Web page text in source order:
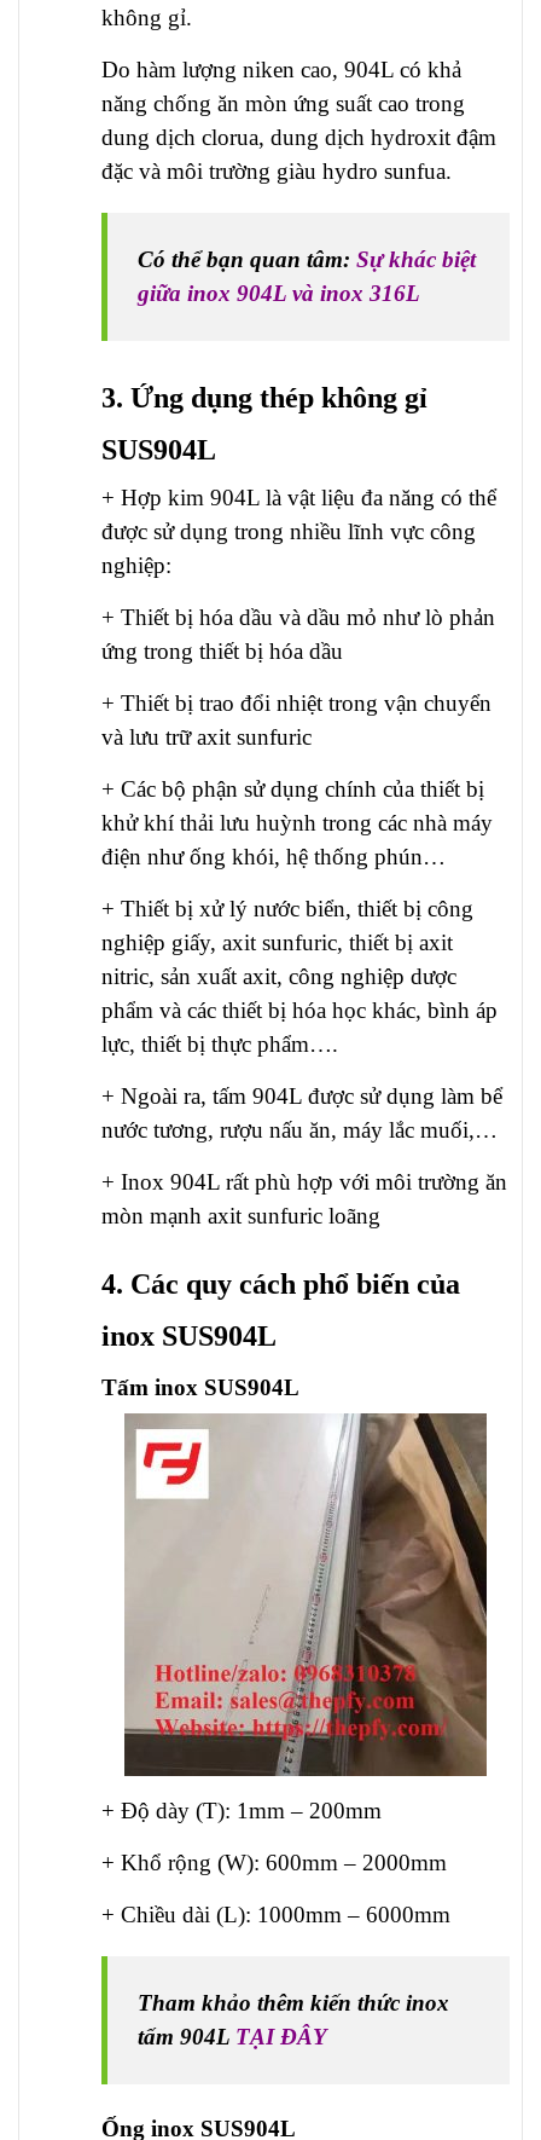
không gỉ.
Do hàm lượng niken cao, 904L có khả
năng chống ăn mòn ứng suất cao trong
dung dịch clorua, dung dịch hydroxit đậm
đặc và môi trường giàu hydro sunfua.
Có thể bạn quan tâm: Sự khác biệt
giữa inox 904L và inox 316L
3. Ứng dụng thép không gỉ
SUS904L
+ Hợp kim 904L là vật liệu đa năng có thể
được sử dụng trong nhiều lĩnh vực công
nghiệp:
+ Thiết bị hóa dầu và dầu mỏ như lò phản
ứng trong thiết bị hóa dầu
+ Thiết bị trao đổi nhiệt trong vận chuyển
và lưu trữ axit sunfuric
+ Các bộ phận sử dụng chính của thiết bị
khử khí thải lưu huỳnh trong các nhà máy
điện như ống khói, hệ thống phún…
+ Thiết bị xử lý nước biển, thiết bị công
nghiệp giấy, axit sunfuric, thiết bị axit
nitric, sản xuất axit, công nghiệp dược
phẩm và các thiết bị hóa học khác, bình áp
lực, thiết bị thực phẩm….
+ Ngoài ra, tấm 904L được sử dụng làm bể
nước tương, rượu nấu ăn, máy lắc muối,…
+ Inox 904L rất phù hợp với môi trường ăn
mòn mạnh axit sunfuric loãng
4. Các quy cách phổ biến của
inox SUS904L
Tấm inox SUS904L
+ Độ dày (T): 1mm – 200mm
+ Khổ rộng (W): 600mm – 2000mm
+ Chiều dài (L): 1000mm – 6000mm
Tham khảo thêm kiến thức inox
tấm 904L TẠI ĐÂY
Ống inox SUS904L